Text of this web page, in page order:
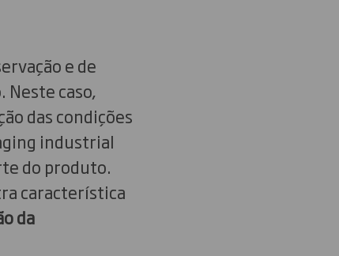
e de
Neste caso,
das condições
industrial
do produto.
característica
da